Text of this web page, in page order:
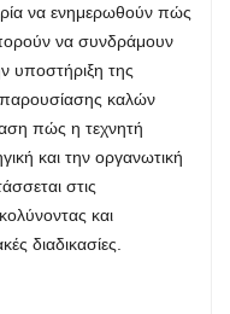
να ενημερωθούν πώς
να συνδράμουν
υποστήριξη της
καλών
πώς η τεχνητή
και την οργανωτική
στις
και
διαδικασίες.